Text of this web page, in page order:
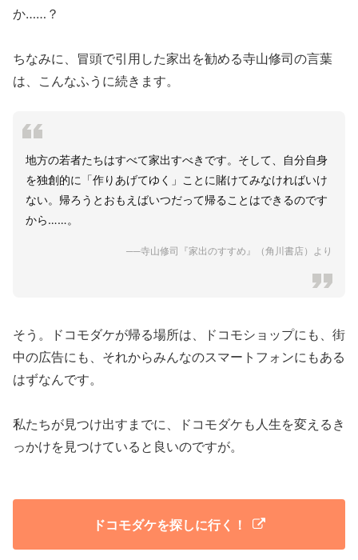
か……？
ちなみに、冒頭で引用した家出を勧める寺山修司の言葉
は、こんなふうに続きます。
地方の若者たちはすべて家出すべきです。そして、自分自身
を独創的に「作りあげてゆく」ことに賭けてみなければいけ
ない。帰ろうとおもえばいつだって帰ることはできるのです
から……。
──寺山修司『家出のすすめ』（角川書店）より
そう。ドコモダケが帰る場所は、ドコモショップにも、街
中の広告にも、それからみんなのスマートフォンにもある
はずなんです。
私たちが見つけ出すまでに、ドコモダケも人生を変えるき
っかけを見つけていると良いのですが。
ドコモダケを探しに行く！